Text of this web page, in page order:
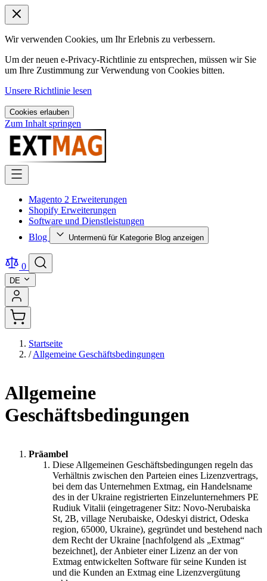
Wir verwenden Cookies, um Ihr Erlebnis zu verbessern.
Um der neuen e-Privacy-Richtlinie zu entsprechen, müssen wir Sie
um Ihre Zustimmung zur Verwendung von Cookies bitten.
Unsere Richtlinie lesen
Cookies erlauben
Zum Inhalt springen
Magento 2 Erweiterungen
Shopify Erweiterungen
Software und Dienstleistungen
Blog
Untermenü für Kategorie Blog anzeigen
0
DE
Startseite
/ Allgemeine Geschäftsbedingungen
Allgemeine
Geschäftsbedingungen
Präambel
Diese Allgemeinen Geschäftsbedingungen regeln das
Verhältnis zwischen den Parteien eines Lizenzvertrags,
bei dem das Unternehmen Extmag, ein Handelsname
des in der Ukraine registrierten Einzelunternehmers PE
Rudiuk Vitalii (eingetragener Sitz: Novo-Nerubaiska
St, 2B, village Nerubaiske, Odeskyi district, Odeska
region, 65000, Ukraine), gegründet und bestehend nach
dem Recht der Ukraine [nachfolgend als „Extmag“
bezeichnet], der Anbieter einer Lizenz an der von
Extmag entwickelten Software für seine Kunden ist
und die Kunden an Extmag eine Lizenzvergütung